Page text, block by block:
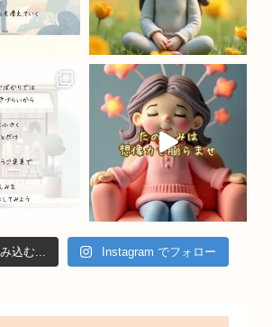
h
a
n
n
込む... Instagram でフォロー